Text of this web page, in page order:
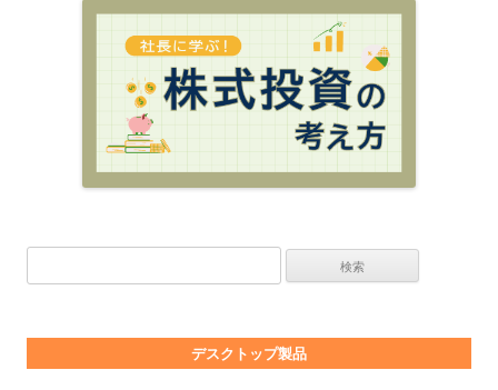
デスクトップ製品